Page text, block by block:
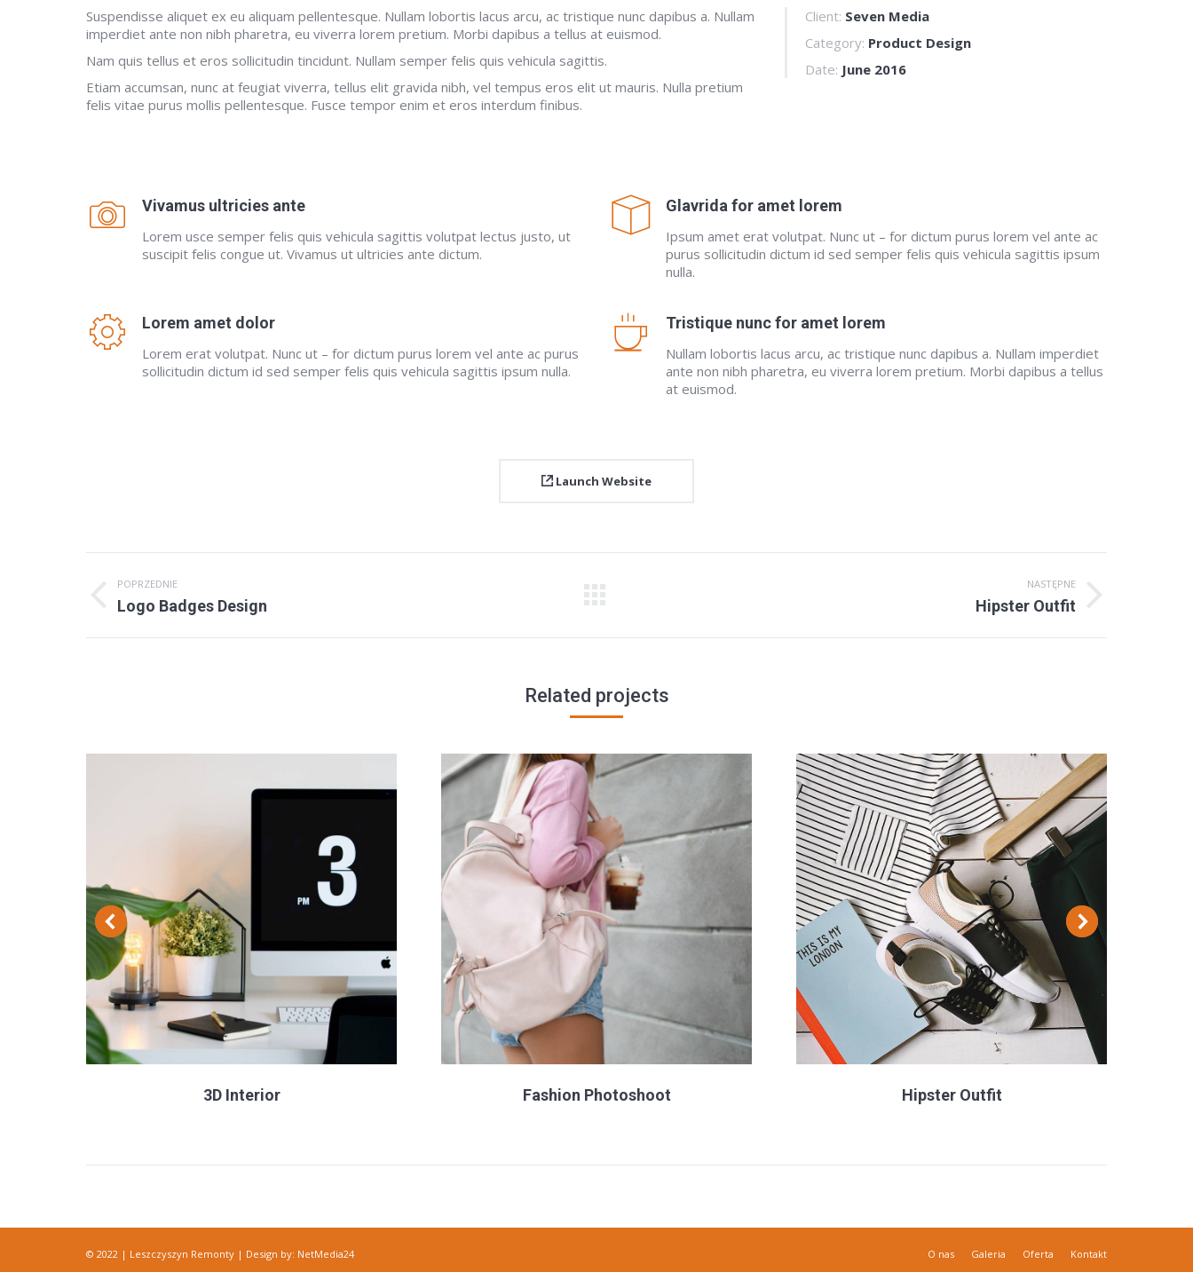
Suspendisse aliquet ex eu aliquam pellentesque. Nullam lobortis lacus arcu, ac tristique nunc dapibus a. Nullam
imperdiet ante non nibh pharetra, eu viverra lorem pretium. Morbi dapibus a tellus at euismod.
Nam quis tellus et eros sollicitudin tincidunt. Nullam semper felis quis vehicula sagittis.
Etiam accumsan, nunc at feugiat viverra, tellus elit gravida nibh, vel tempus eros elit ut mauris. Nulla pretium
felis vitae purus mollis pellentesque. Fusce tempor enim et eros interdum finibus.
Client: Seven Media
Category: Product Design
Date: June 2016
Vivamus ultricies ante
Lorem usce semper felis quis vehicula sagittis volutpat lectus justo, ut
suscipit felis congue ut. Vivamus ut ultricies ante dictum.
Glavrida for amet lorem
Ipsum amet erat volutpat. Nunc ut – for dictum purus lorem vel ante ac
purus sollicitudin dictum id sed semper felis quis vehicula sagittis ipsum
nulla.
Lorem amet dolor
Lorem erat volutpat. Nunc ut – for dictum purus lorem vel ante ac purus
sollicitudin dictum id sed semper felis quis vehicula sagittis ipsum nulla.
Tristique nunc for amet lorem
Nullam lobortis lacus arcu, ac tristique nunc dapibus a. Nullam imperdiet
ante non nibh pharetra, eu viverra lorem pretium. Morbi dapibus a tellus
at euismod.
Launch Website
navigation
POPRZEDNIE
Previous
project:
Logo Badges Design
NASTĘPNE
Hipster Outfit
Related projects
3D Interior Fashion Photoshoot Hipster Outfit
© 2022 | Leszczyszyn Remonty | Design by: NetMedia24 O nas Galeria Oferta Kontakt